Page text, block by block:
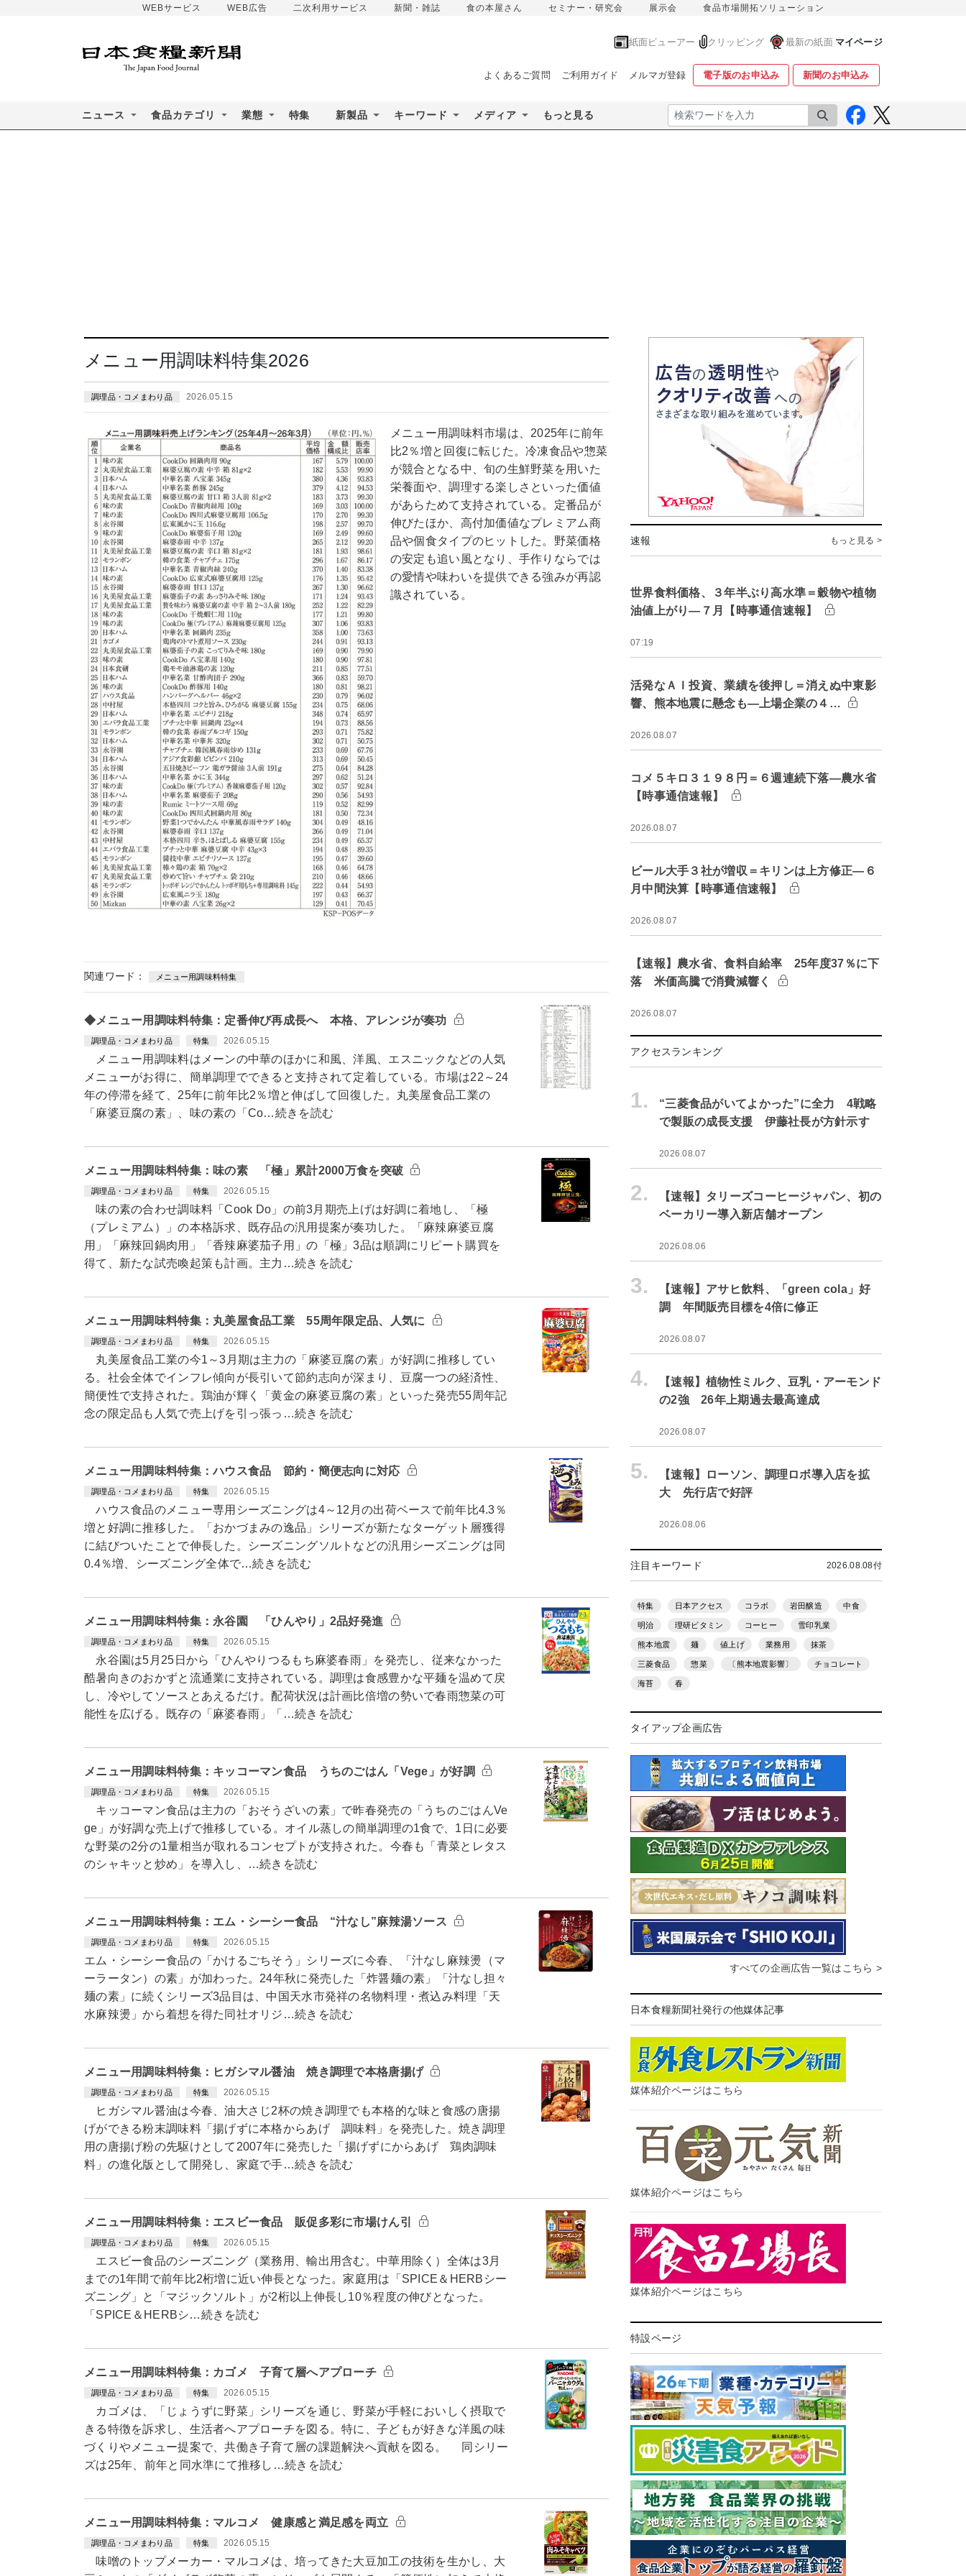
WEBサービス WEB広告 二次利用サービス 新聞・雑誌 食の本屋さん セミナー・研究会 展示会 食品市場開拓ソリューション
紙面ビューアー クリッピング 最新の紙面 マイページ
よくあるご質問 ご利用ガイド メルマガ登録 電子版のお申込み 新聞のお申込み
ニュース 食品カテゴリ 業態 特集 新製品 キーワード メディア もっと見る 検索
メニュー用調味料特集2026
調理品・コメまわり品 2026.05.15
メニュー用調味料市場は、2025年に前年
比2％増と回復に転じた。冷凍食品や惣菜
が競合となる中、旬の生鮮野菜を用いた
栄養面や、調理する楽しさといった価値
があらためて支持されている。定番品が
伸びたほか、高付加価値なプレミアム商
品や個食タイプのヒットした。野菜価格
の安定も追い風となり、手作りならでは
の愛情や味わいを提供できる強みが再認
識されている。
関連ワード： メニュー用調味料特集
◆メニュー用調味料特集：定番伸び再成長へ 本格、アレンジが奏功
調理品・コメまわり品 特集 2026.05.15
メニュー用調味料はメーンの中華のほかに和風、洋風、エスニックなどの人気
メニューがお得に、簡単調理でできると支持されて定着している。市場は22～24
年の停滞を経て、25年に前年比2％増と伸ばして回復した。丸美屋食品工業の
「麻婆豆腐の素」、味の素の「Co…続きを読む
メニュー用調味料特集：味の素 「極」累計2000万食を突破
調理品・コメまわり品 特集 2026.05.15
味の素の合わせ調味料「Cook Do」の前3月期売上げは好調に着地し、「極
（プレミアム）」の本格訴求、既存品の汎用提案が奏功した。「麻辣麻婆豆腐
用」「麻辣回鍋肉用」「香辣麻婆茄子用」の「極」3品は順調にリピート購買を
得て、新たな試売喚起策も計画。主力…続きを読む
メニュー用調味料特集：丸美屋食品工業 55周年限定品、人気に
調理品・コメまわり品 特集 2026.05.15
丸美屋食品工業の今1～3月期は主力の「麻婆豆腐の素」が好調に推移してい
る。社会全体でインフレ傾向が長引いて節約志向が深まり、豆腐一つの経済性、
簡便性で支持された。鶏油が輝く「黄金の麻婆豆腐の素」といった発売55周年記
念の限定品も人気で売上げを引っ張っ…続きを読む
メニュー用調味料特集：ハウス食品 節約・簡便志向に対応
調理品・コメまわり品 特集 2026.05.15
ハウス食品のメニュー専用シーズニングは4～12月の出荷ベースで前年比4.3％
増と好調に推移した。「おかづまみの逸品」シリーズが新たなターゲット層獲得
に結びついたことで伸長した。シーズニングソルトなどの汎用シーズニングは同
0.4％増、シーズニング全体で…続きを読む
メニュー用調味料特集：永谷園 「ひんやり」2品好発進
調理品・コメまわり品 特集 2026.05.15
永谷園は5月25日から「ひんやりつるもち麻婆春雨」を発売し、従来なかった
酷暑向きのおかずと流通業に支持されている。調理は食感豊かな平麺を温めて戻
し、冷やしてソースとあえるだけ。配荷状況は計画比倍増の勢いで春雨惣菜の可
能性を広げる。既存の「麻婆春雨」「…続きを読む
メニュー用調味料特集：キッコーマン食品 うちのごはん「Vege」が好調
調理品・コメまわり品 特集 2026.05.15
キッコーマン食品は主力の「おそうざいの素」で昨春発売の「うちのごはんVe
ge」が好調な売上げで推移している。オイル蒸しの簡単調理の1食で、1日に必要
な野菜の2分の1量相当が取れるコンセプトが支持された。今春も「青菜とレタス
のシャキッと炒め」を導入し、…続きを読む
メニュー用調味料特集：エム・シーシー食品 “汁なし”麻辣湯ソース
調理品・コメまわり品 特集 2026.05.15
エム・シーシー食品の「かけるごちそう」シリーズに今春、「汁なし麻辣燙（マ
ーラータン）の素」が加わった。24年秋に発売した「炸醤麺の素」「汁なし担々
麺の素」に続くシリーズ3品目は、中国天水市発祥の名物料理・煮込み料理「天
水麻辣燙」から着想を得た同社オリジ…続きを読む
メニュー用調味料特集：ヒガシマル醤油 焼き調理で本格唐揚げ
調理品・コメまわり品 特集 2026.05.15
ヒガシマル醤油は今春、油大さじ2杯の焼き調理でも本格的な味と食感の唐揚
げができる粉末調味料「揚げずに本格からあげ 調味料」を発売した。焼き調理
用の唐揚げ粉の先駆けとして2007年に発売した「揚げずにからあげ 鶏肉調味
料」の進化版として開発し、家庭で手…続きを読む
メニュー用調味料特集：エスビー食品 販促多彩に市場けん引
調理品・コメまわり品 特集 2026.05.15
エスビー食品のシーズニング（業務用、輸出用含む。中華用除く）全体は3月
までの1年間で前年比2桁増に近い伸長となった。家庭用は「SPICE＆HERBシー
ズニング」と「マジックソルト」が2桁以上伸長し10％程度の伸びとなった。
「SPICE＆HERBシ…続きを読む
メニュー用調味料特集：カゴメ 子育て層へアプローチ
調理品・コメまわり品 特集 2026.05.15
カゴメは、「じょうずに野菜」シリーズを通じ、野菜が手軽においしく摂取で
きる特徴を訴求し、生活者へアプローチを図る。特に、子どもが好きな洋風の味
づくりやメニュー提案で、共働き子育て層の課題解決へ貢献を図る。 同シリー
ズは25年、前年と同水準にて推移し…続きを読む
メニュー用調味料特集：マルコメ 健康感と満足感を両立
調理品・コメまわり品 特集 2026.05.15
味噌のトップメーカー・マルコメは、培ってきた大豆加工の技術を生かし、大
速報 もっと見る >
世界食料価格、３年半ぶり高水準＝穀物や植物
油値上がり―７月【時事通信速報】
07:19
活発なＡＩ投資、業績を後押し＝消えぬ中東影
響、熊本地震に懸念も―上場企業の４…
2026.08.07
コメ５キロ３１９８円＝６週連続下落―農水省
【時事通信速報】
2026.08.07
ビール大手３社が増収＝キリンは上方修正―６
月中間決算【時事通信速報】
2026.08.07
【速報】農水省、食料自給率 25年度37％に下
落 米価高騰で消費減響く
2026.08.07
アクセスランキング
1.
“三菱食品がいてよかった”に全力 4戦略
で製販の成長支援 伊藤社長が方針示す
2026.08.07
2.
【速報】タリーズコーヒージャパン、初の
ベーカリー導入新店舗オープン
2026.08.06
3.
【速報】アサヒ飲料、「green cola」好
調 年間販売目標を4倍に修正
2026.08.07
4.
【速報】植物性ミルク、豆乳・アーモンド
の2強 26年上期過去最高達成
2026.08.07
5.
【速報】ローソン、調理ロボ導入店を拡
大 先行店で好評
2026.08.06
注目キーワード 2026.08.08付
特集 日本アクセス コラボ 岩田醸造 中食
明治 理研ビタミン コーヒー 雪印乳業
熊本地震 麺 値上げ 業務用 抹茶
三菱食品 惣菜 〔熊本地震影響〕 チョコレート
海苔 春
タイアップ企画広告
すべての企画広告一覧はこちら >
日本食糧新聞社発行の他媒体記事
媒体紹介ページはこちら
媒体紹介ページはこちら
媒体紹介ページはこちら
特設ページ